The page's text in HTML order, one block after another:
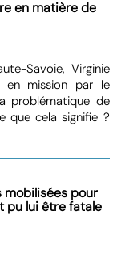
en matière de
Savoie, Virginie
en mission par le
problématique de
que cela signifie ?
mobilisées pour
pu lui être fatale